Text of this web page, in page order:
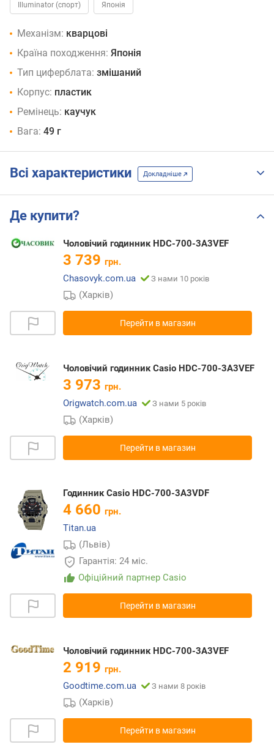
Illuminator (спорт) Японія
Механізм: кварцові
Країна походження: Японія
Тип циферблата: змішаний
Корпус: пластик
Ремінець: каучук
Вага: 49 г
Всі характеристики Докладніше
Де купити?
Чоловічий годинник HDC-700-3A3VEF
3 739 грн.
Chasovyk.com.ua
З нами 10 років
(Харків)
Перейти в магазин
Чоловічий годинник Casio HDC-700-3A3VEF
3 973 грн.
Origwatch.com.ua
З нами 5 років
(Харків)
Перейти в магазин
Годинник Casio HDC-700-3A3VDF
4 660 грн.
Titan.ua
(Львів)
Гарантія: 24 міс.
Офіційний партнер Casio
Перейти в магазин
Чоловічий годинник HDC-700-3A3VEF
2 919 грн.
Goodtime.com.ua
З нами 8 років
(Харків)
Перейти в магазин